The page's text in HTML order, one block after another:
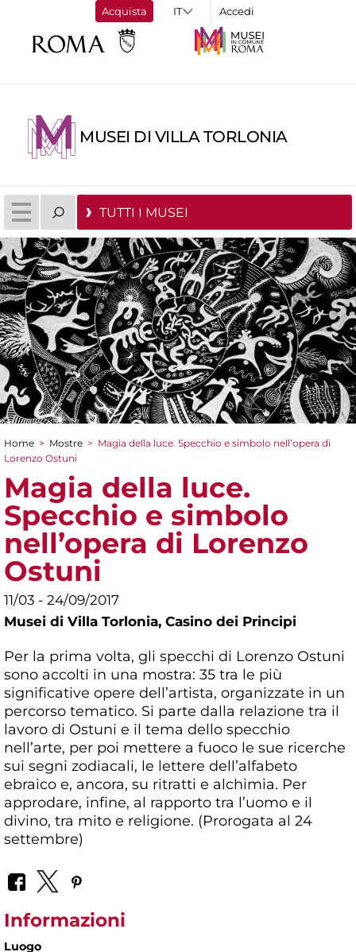
Acquista Accedi
MUSEI DI VILLA TORLONIA
TUTTI I MUSEI
Tu sei qui
Home > Mostre > Magia della luce. Specchio e simbolo nell’opera di
Lorenzo Ostuni
Magia della luce.
Specchio e simbolo
nell’opera di Lorenzo
Ostuni
11/03 - 24/09/2017
Musei di Villa Torlonia, Casino dei Principi
Per la prima volta, gli specchi di Lorenzo Ostuni
sono accolti in una mostra: 35 tra le più
significative opere dell’artista, organizzate in un
percorso tematico. Si parte dalla relazione tra il
lavoro di Ostuni e il tema dello specchio
nell’arte, per poi mettere a fuoco le sue ricerche
sui segni zodiacali, le lettere dell’alfabeto
ebraico e, ancora, su ritratti e alchimia. Per
approdare, infine, al rapporto tra l’uomo e il
divino, tra mito e religione. (Prorogata al 24
settembre)
Informazioni
Luogo